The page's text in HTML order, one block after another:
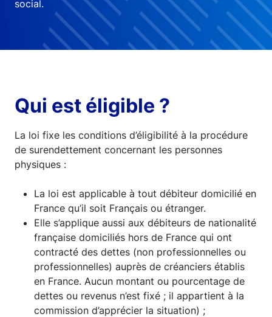
social.
Qui est éligible ?
La loi fixe les conditions d’éligibilité à la procédure
de surendettement concernant les personnes
physiques :
La loi est applicable à tout débiteur domicilié en
France qu’il soit Français ou étranger.
Elle s’applique aussi aux débiteurs de nationalité
française domiciliés hors de France qui ont
contracté des dettes (non professionnelles ou
professionnelles) auprès de créanciers établis
en France. Aucun montant ou pourcentage de
dettes ou revenus n’est fixé ; il appartient à la
commission d’apprécier la situation) ;